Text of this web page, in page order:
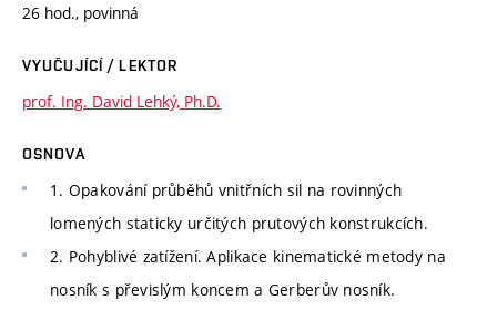
26 hod., povinná
VYUČUJÍCÍ / LEKTOR
prof. Ing. David Lehký, Ph.D.
OSNOVA
1. Opakování průběhů vnitřních sil na rovinných
lomených staticky určitých prutových konstrukcích.
2. Pohyblivé zatížení. Aplikace kinematické metody na
nosník s převislým koncem a Gerberův nosník.